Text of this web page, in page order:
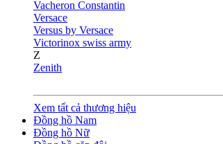
Vacheron Constantin
Versace
Versus by Versace
Victorinox swiss army
Z
Zenith
Xem tất cả thương hiệu
Đồng hồ Nam
Đồng hồ Nữ